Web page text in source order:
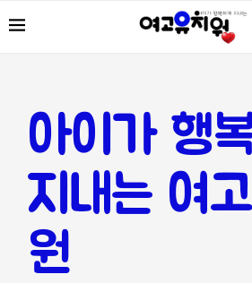
아이가 행
지내는 여
원